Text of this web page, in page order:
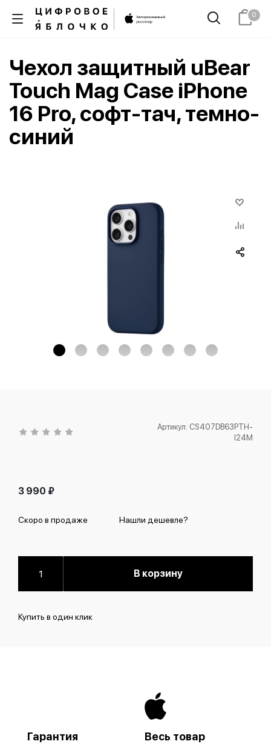
0
Чехол защитный uBear
Touch Mag Case iPhone
16 Pro, софт-тач, темно-
синий
Артикул: CS407DB63PTH-
I24M
3 990 ₽
Скоро в продаже Нашли дешевле?
В корзину
Купить в один клик
Гарантия
Весь товар